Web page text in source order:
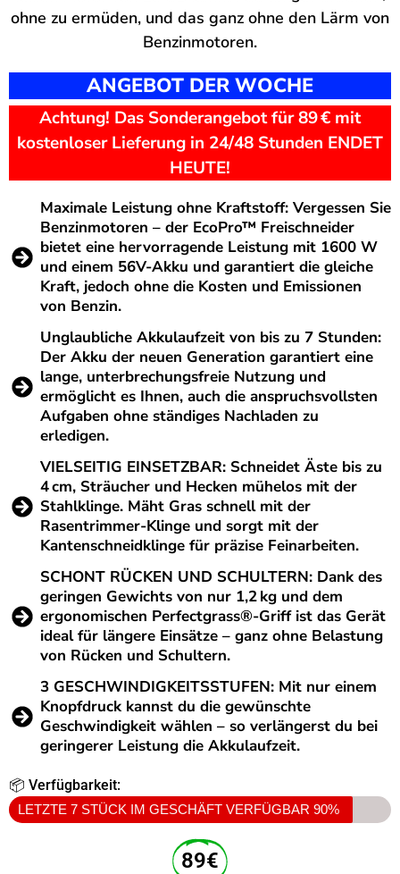
ohne zu ermüden, und das ganz ohne den Lärm von
Benzinmotoren.
ANGEBOT DER WOCHE
Achtung! Das Sonderangebot für 89 € mit
kostenloser Lieferung in 24/48 Stunden ENDET
HEUTE!
Maximale Leistung ohne Kraftstoff: Vergessen Sie
Benzinmotoren – der EcoPro™ Freischneider
bietet eine hervorragende Leistung mit 1600 W
und einem 56V-Akku und garantiert die gleiche
Kraft, jedoch ohne die Kosten und Emissionen
von Benzin.
Unglaubliche Akkulaufzeit von bis zu 7 Stunden:
Der Akku der neuen Generation garantiert eine
lange, unterbrechungsfreie Nutzung und
ermöglicht es Ihnen, auch die anspruchsvollsten
Aufgaben ohne ständiges Nachladen zu
erledigen.
VIELSEITIG EINSETZBAR: Schneidet Äste bis zu
4 cm, Sträucher und Hecken mühelos mit der
Stahlklinge. Mäht Gras schnell mit der
Rasentrimmer-Klinge und sorgt mit der
Kantenschneidklinge für präzise Feinarbeiten.
SCHONT RÜCKEN UND SCHULTERN: Dank des
geringen Gewichts von nur 1,2 kg und dem
ergonomischen Perfectgrass®-Griff ist das Gerät
ideal für längere Einsätze – ganz ohne Belastung
von Rücken und Schultern.
3 GESCHWINDIGKEITSSTUFEN: Mit nur einem
Knopfdruck kannst du die gewünschte
Geschwindigkeit wählen – so verlängerst du bei
geringerer Leistung die Akkulaufzeit.
📦 Verfügbarkeit:
LETZTE 7 STÜCK IM GESCHÄFT VERFÜGBAR 90%
89€